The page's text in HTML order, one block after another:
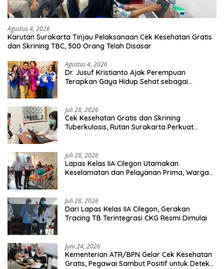
Agustus 4, 2026
Karutan Surakarta Tinjau Pelaksanaan Cek Kesehatan Gratis
dan Skrining TBC, 500 Orang Telah Disasar
Agustus 4, 2026
Dr. Jusuf Kristianto Ajak Perempuan
Terapkan Gaya Hidup Sehat sebagai
Juli 28, 2026
Cek Kesehatan Gratis dan Skrining
Tuberkulosis, Rutan Surakarta Perkuat
Juli 28, 2026
Lapas Kelas IIA Cilegon Utamakan
Keselamatan dan Pelayanan Prima, Warga
Juli 28, 2026
Dari Lapas Kelas IIA Cilegon, Gerakan
Tracing TB Terintegrasi CKG Resmi Dimulai
Juni 24, 2026
Kementerian ATR/BPN Gelar Cek Kesehatan
Gratis, Pegawai Sambut Positif untuk Deteksi